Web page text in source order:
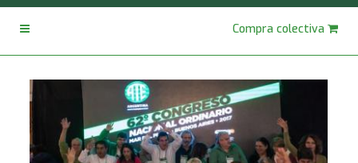
Compra colectiva